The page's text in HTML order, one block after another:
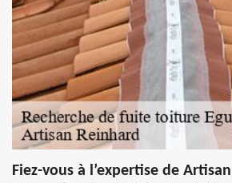
Fiez-vous à l’expertise de